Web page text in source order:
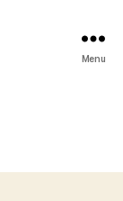
Menu